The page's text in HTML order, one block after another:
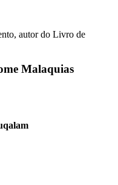
autor do Livro de
Malaquias